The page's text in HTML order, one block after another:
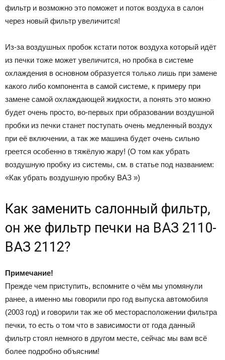
фильтр и возможно это поможет и поток воздуха в салон
через новый фильтр увеличится!
Из-за воздушных пробок кстати поток воздуха который идёт
из печки тоже может увеличится, но пробка в системе
охлаждения в основном образуется только лишь при замене
какого либо компонента в самой системе, к примеру при
замене самой охлаждающей жидкости, а понять это можно
будет очень просто, во-первых при образовании воздушной
пробки из печки станет поступать очень медленный воздух
при её включении, а так же машина будет очень сильно
греется особенно в тяжёлую жару! (О том как убрать
воздушную пробку из системы, см. в статье под названием:
«Как убрать воздушную пробку ВАЗ »)
Как заменить салонный фильтр,
он же фильтр печки на ВАЗ 2110-
ВАЗ 2112?
Примечание!
Прежде чем приступить, вспомните о чём мы упомянули
ранее, а именно мы говорили про год выпуска автомобиля
(2003 год) и говорили так же об месторасположении фильтра
печки, то есть о том что в зависимости от года данный
фильтр стоял немного в другом месте, сейчас мы вам всё
более подробно объясним!